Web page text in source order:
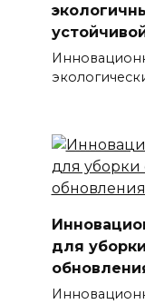
для